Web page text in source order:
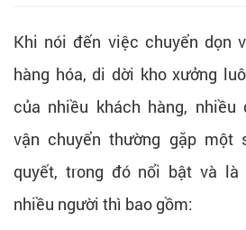
Khi nói đến việc chuyển dọn
hàng hóa, di dời kho xưởng
của nhiều khách hàng, nhiều
vận chuyển thường gặp một
quyết, trong đó nổi bật và
nhiều người thì bao gồm: